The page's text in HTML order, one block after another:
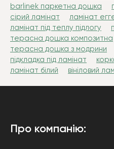
barlinek паркетна дошка
сірий ламінат
ламінат
ламінат під теплу підлогу
терасна дошка композитна
терасна дошка з модрини
підкладка під ламінат
ламінат білий
вініловий
Про компанію: